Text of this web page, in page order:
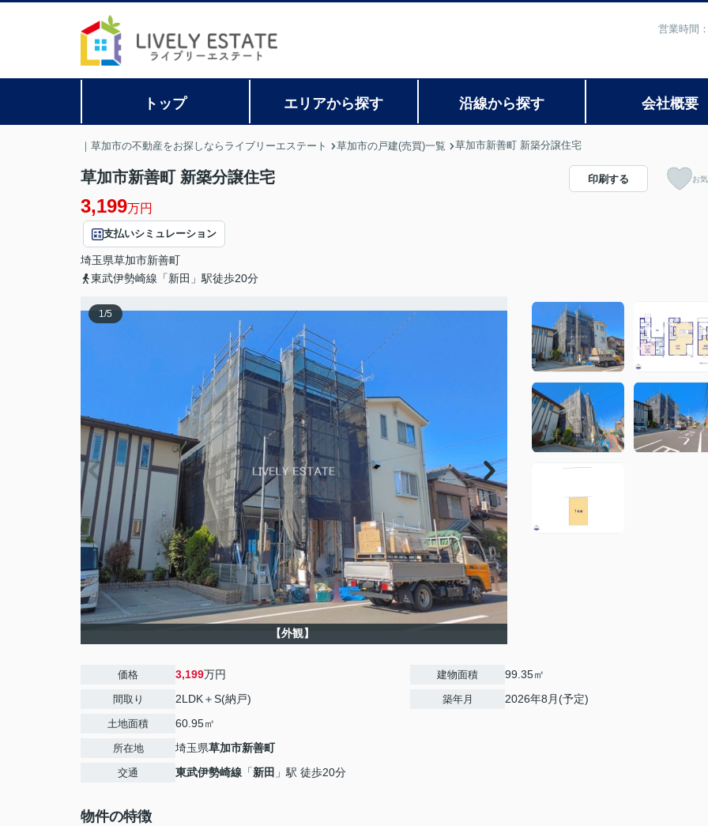
営業時間
トップ エリアから探す 沿線から探す 会社概要
｜草加市の不動産をお探しならライブリーエステート 草加市の戸建(売買)一覧 草加市新善町 新築分譲住宅
草加市新善町 新築分譲住宅
3,199万円
支払いシミュレーション
埼玉県草加市新善町
東武伊勢崎線「新田」駅徒歩20分
印刷する お
1/5
【外観】
価格 3,199万円
間取り 2LDK＋S(納戸)
土地面積 60.95㎡
所在地 埼玉県草加市新善町
交通 東武伊勢崎線 「新田 」駅 徒歩20分
建物面積 99.35㎡
築年月 2026年8月(予定)
物件の特徴